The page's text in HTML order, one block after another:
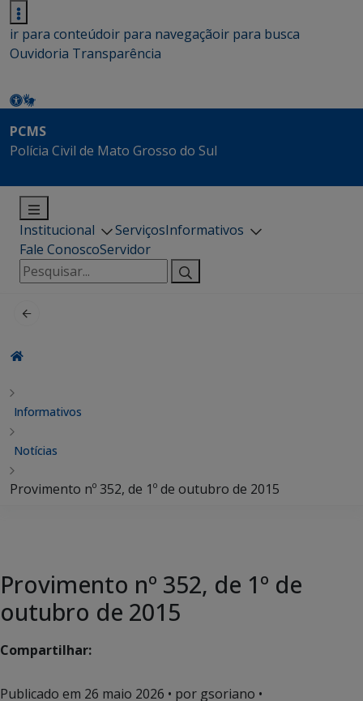
ir para conteúdoir para navegaçãoir para busca
Ouvidoria Transparência
PCMS
Polícia Civil de Mato Grosso do Sul
Institucional ServiçosInformativos
Fale ConoscoServidor
Pesquisar
por:
Informativos
Notícias
Provimento nº 352, de 1º de outubro de 2015
Provimento nº 352, de 1º de
outubro de 2015
Compartilhar:
Publicado em 26 maio 2026 • por gsoriano •